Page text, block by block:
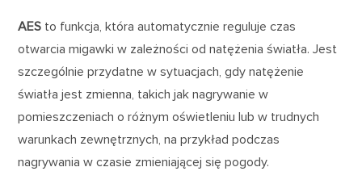
AES to funkcja, która automatycznie reguluje czas
otwarcia migawki w zależności od natężenia światła. Jest
szczególnie przydatne w sytuacjach, gdy natężenie
światła jest zmienna, takich jak nagrywanie w
pomieszczeniach o różnym oświetleniu lub w trudnych
warunkach zewnętrznych, na przykład podczas
nagrywania w czasie zmieniającej się pogody.